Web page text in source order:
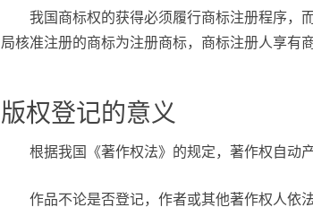
我国商标权的获得必须履行商标注册程序，
局核准注册的商标为注册商标，商标注册人享有
版权登记的意义
根据我国《著作权法》的规定，著作权自动
作品不论是否登记，作者或其他著作权人依